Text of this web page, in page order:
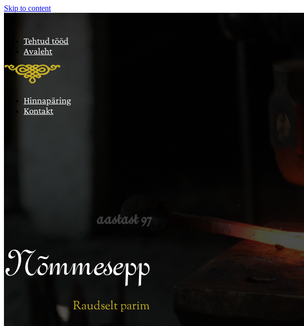
Skip to content
Tehtud tööd
Avaleht
Hinnapäring
Kontakt
aastast 97
Nõmmesepp
Raudselt parim